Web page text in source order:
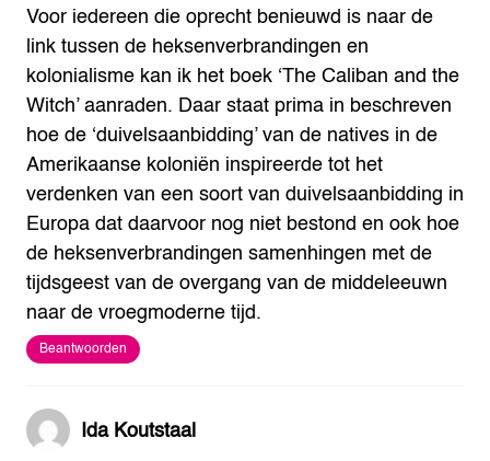
Voor iedereen die oprecht benieuwd is naar de
link tussen de heksenverbrandingen en
kolonialisme kan ik het boek ‘The Caliban and the
Witch’ aanraden. Daar staat prima in beschreven
hoe de ‘duivelsaanbidding’ van de natives in de
Amerikaanse koloniën inspireerde tot het
verdenken van een soort van duivelsaanbidding in
Europa dat daarvoor nog niet bestond en ook hoe
de heksenverbrandingen samenhingen met de
tijdsgeest van de overgang van de middeleeuwn
naar de vroegmoderne tijd.
Beantwoorden
Ida Koutstaal